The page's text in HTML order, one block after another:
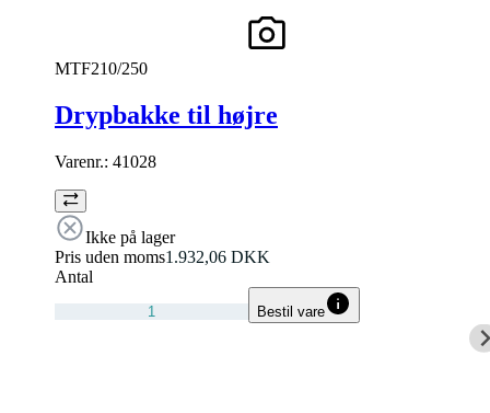
MTF210/250
Drypbakke til højre
Varenr.: 41028
Ikke på lager
Pris uden moms1.932,06 DKK
Antal
Bestil vare